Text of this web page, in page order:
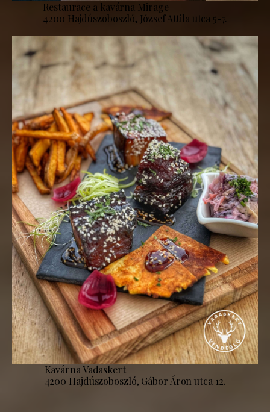
Restaurace a kavárna Mirage
4200 Hajdúszoboszló, József Attila utca 5-7.
Kavárna Vadaskert
4200 Hajdúszoboszló, Gábor Áron utca 12.